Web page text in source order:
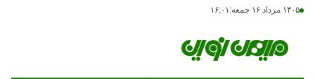
۱۴۰۵ مرداد ۱۶ جمعه ۱۶:۰۱